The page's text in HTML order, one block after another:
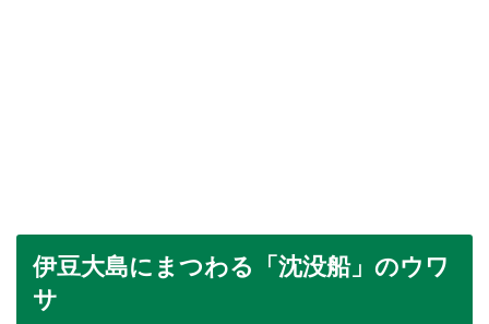
伊豆大島にまつわる「沈没船」のウワ
サ